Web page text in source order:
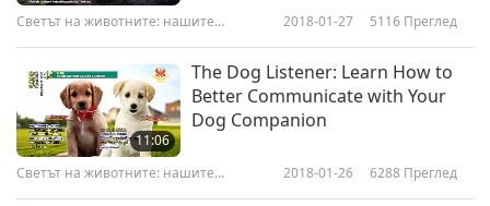
Светът на животните: нашите
2018-01-27 5116 Преглед
11:06
The Dog Listener: Learn How to
Better Communicate with Your
Dog Companion
Светът на животните: нашите
2018-01-26 6288 Преглед